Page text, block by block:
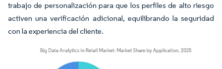
trabajo de personalización para que los perfiles de alto riesgo
activen una verificación adicional, equilibrando la seguridad
con la experiencia del cliente.